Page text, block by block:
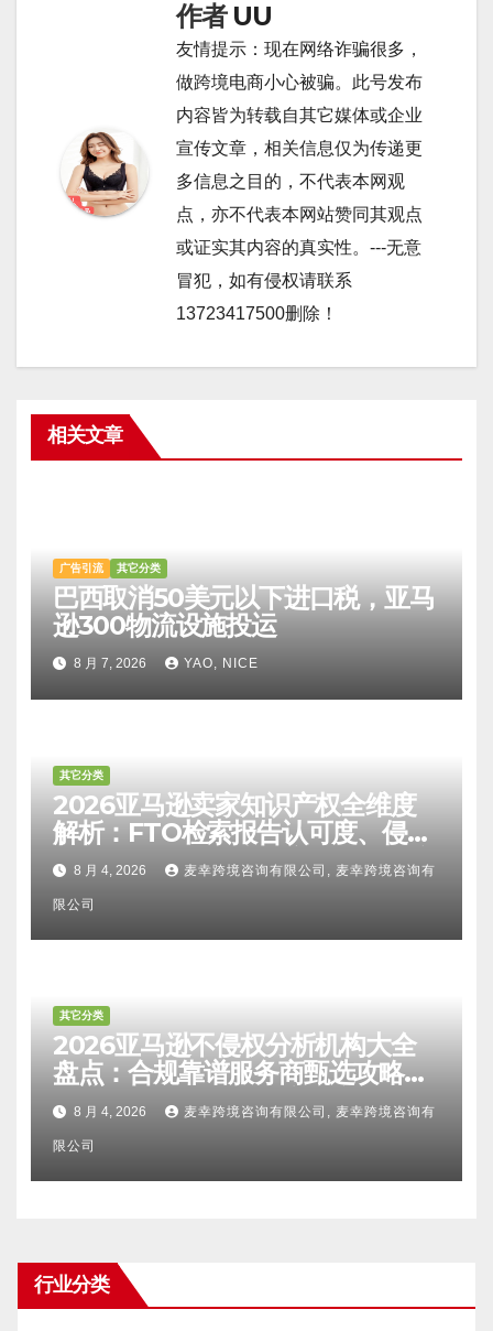
作者 UU
友情提示：现在网络诈骗很多，
做跨境电商小心被骗。此号发布
内容皆为转载自其它媒体或企业
宣传文章，相关信息仅为传递更
多信息之目的，不代表本网观
点，亦不代表本网站赞同其观点
或证实其内容的真实性。---无意
冒犯，如有侵权请联系
13723417500删除！
相关文章
广告引流 其它分类
巴西取消50美元以下进口税，亚马
逊300物流设施投运
8 月 7, 2026 YAO, NICE
其它分类
2026亚马逊卖家知识产权全维度
解析：FTO检索报告认可度、侵权
比对区别、TRO应诉方法及服务商
甄选避坑全攻略
8 月 4, 2026 麦幸跨境咨询有限公司, 麦幸跨境咨询有
限公司
其它分类
2026亚马逊不侵权分析机构大全
盘点：合规靠谱服务商甄选攻略、
避坑FAQ及标杆机构实力详解
8 月 4, 2026 麦幸跨境咨询有限公司, 麦幸跨境咨询有
限公司
行业分类